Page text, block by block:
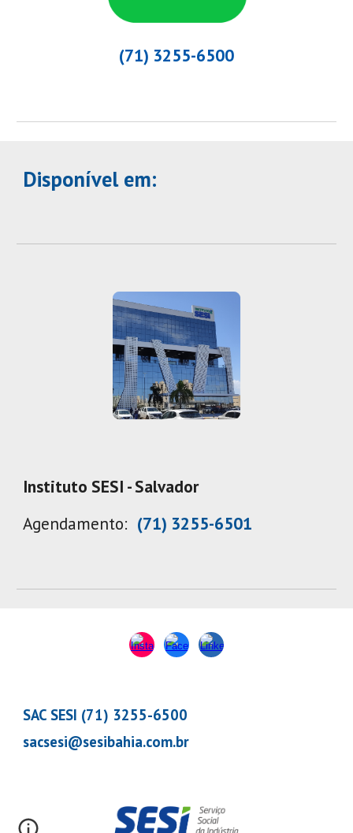
(71) 3255-6500
Disponível em:
Instituto SESI - Salvador
Agendamento: (71) 3255-6501
SAC SESI (71) 3255-6500
sacsesi@sesibahia.com.br